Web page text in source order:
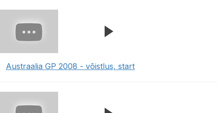
Austraalia GP 2008 - võistlus, start